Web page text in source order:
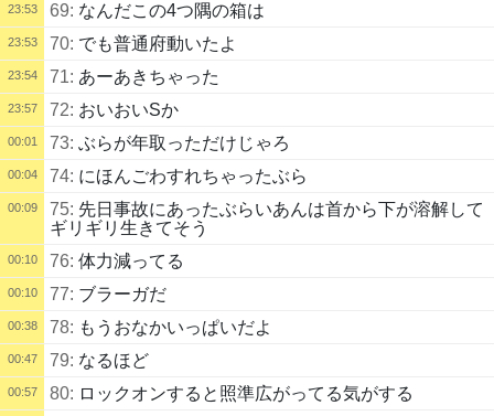
23:53 69: なんだこの4つ隅の箱は
23:53 70: でも普通府動いたよ
23:54 71: あーあきちゃった
23:57 72: おいおいSか
00:01 73: ぶらが年取っただけじゃろ
00:04 74: にほんごわすれちゃったぶら
00:09 75: 先日事故にあったぶらいあんは首から下が溶解して
ギリギリ生きてそう
00:10 76: 体力減ってる
00:10 77: ブラーガだ
00:38 78: もうおなかいっぱいだよ
00:47 79: なるほど
00:57 80: ロックオンすると照準広がってる気がする